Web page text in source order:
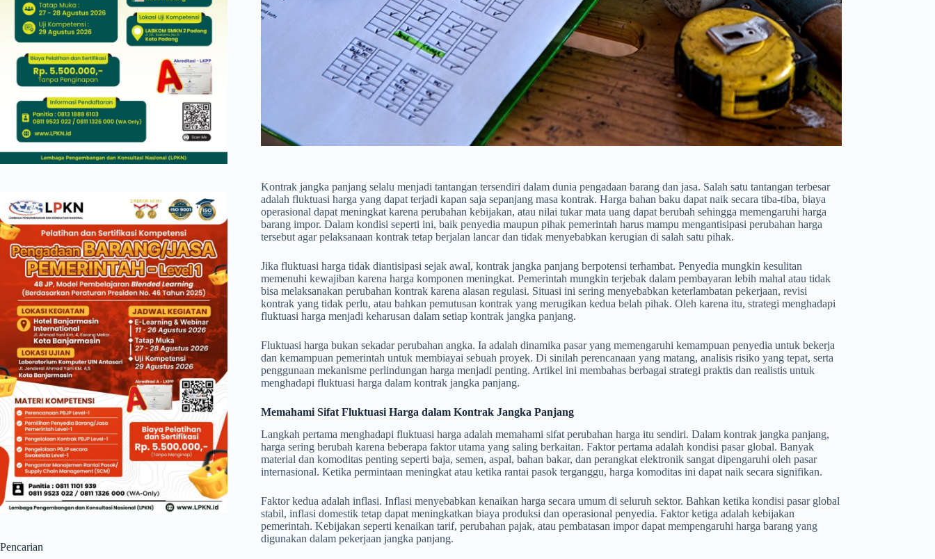
Kontrak jangka panjang selalu menjadi tantangan tersendiri dalam dunia pengadaan barang dan jasa. Salah satu tantangan terbesar
adalah fluktuasi harga yang dapat terjadi kapan saja sepanjang masa kontrak. Harga bahan baku dapat naik secara tiba-tiba, biaya
operasional dapat meningkat karena perubahan kebijakan, atau nilai tukar mata uang dapat berubah sehingga memengaruhi harga
barang impor. Dalam kondisi seperti ini, baik penyedia maupun pihak pemerintah harus mampu mengantisipasi perubahan harga
tersebut agar pelaksanaan kontrak tetap berjalan lancar dan tidak menyebabkan kerugian di salah satu pihak.
Jika fluktuasi harga tidak diantisipasi sejak awal, kontrak jangka panjang berpotensi terhambat. Penyedia mungkin kesulitan
memenuhi kewajiban karena harga komponen meningkat. Pemerintah mungkin terjebak dalam pembayaran lebih mahal atau tidak
bisa melaksanakan perubahan kontrak karena alasan regulasi. Situasi ini sering menyebabkan keterlambatan pekerjaan, revisi
kontrak yang tidak perlu, atau bahkan pemutusan kontrak yang merugikan kedua belah pihak. Oleh karena itu, strategi menghadapi
fluktuasi harga menjadi keharusan dalam setiap kontrak jangka panjang.
Fluktuasi harga bukan sekadar perubahan angka. Ia adalah dinamika pasar yang memengaruhi kemampuan penyedia untuk bekerja
dan kemampuan pemerintah untuk membiayai sebuah proyek. Di sinilah perencanaan yang matang, analisis risiko yang tepat, serta
penggunaan mekanisme perlindungan harga menjadi penting. Artikel ini membahas berbagai strategi praktis dan realistis untuk
menghadapi fluktuasi harga dalam kontrak jangka panjang.
Memahami Sifat Fluktuasi Harga dalam Kontrak Jangka Panjang
Langkah pertama menghadapi fluktuasi harga adalah memahami sifat perubahan harga itu sendiri. Dalam kontrak jangka panjang,
harga sering berubah karena beberapa faktor utama yang saling berkaitan. Faktor pertama adalah kondisi pasar global. Banyak
material dan komoditas penting seperti baja, semen, aspal, bahan bakar, dan perangkat elektronik sangat dipengaruhi oleh pasar
internasional. Ketika permintaan meningkat atau ketika rantai pasok terganggu, harga komoditas ini dapat naik secara signifikan.
Faktor kedua adalah inflasi. Inflasi menyebabkan kenaikan harga secara umum di seluruh sektor. Bahkan ketika kondisi pasar global
stabil, inflasi domestik tetap dapat meningkatkan biaya produksi dan operasional penyedia. Faktor ketiga adalah kebijakan
pemerintah. Kebijakan seperti kenaikan tarif, perubahan pajak, atau pembatasan impor dapat mempengaruhi harga barang yang
digunakan dalam pekerjaan jangka panjang.
Pencarian